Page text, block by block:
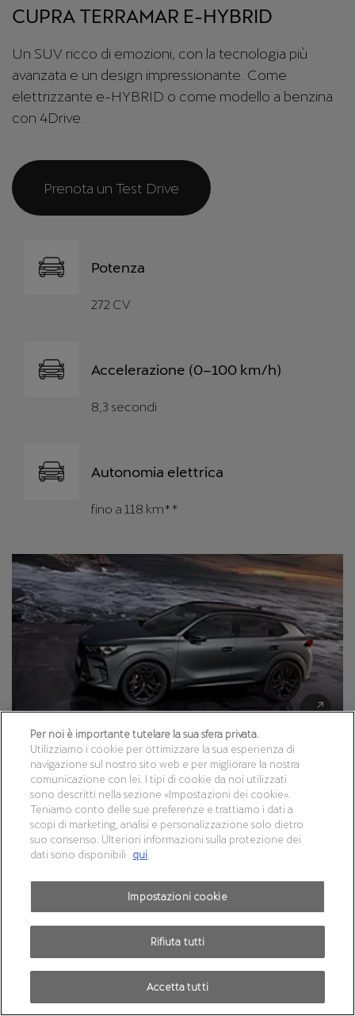
CUPRA TERRAMAR E-HYBRID
Un SUV ricco di emozioni, con la tecnologia più
avanzata e un design impressionante. Come
elettrizzante e-HYBRID o come modello a benzina
con 4Drive.
Prenota un Test Drive
Potenza
272 CV
Accelerazione (0–100 km/h)
8,3 secondi
Autonomia elettrica
fino a 118 km**
Per noi è importante tutelare la sua sfera privata.
Utilizziamo i cookie per ottimizzare la sua esperienza di
navigazione sul nostro sito web e per migliorare la nostra
comunicazione con lei. I tipi di cookie da noi utilizzati
sono descritti nella sezione «Impostazioni dei cookie».
Teniamo conto delle sue preferenze e trattiamo i dati a
scopi di marketing, analisi e personalizzazione solo dietro
suo consenso. Ulteriori informazioni sulla protezione dei
dati sono disponibili
qui
Impostazioni cookie
Rifiuta tutti
Accetta tutti